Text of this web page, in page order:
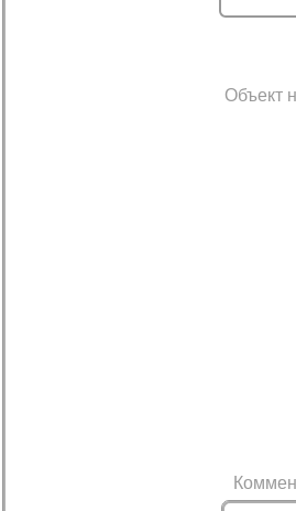
Объект